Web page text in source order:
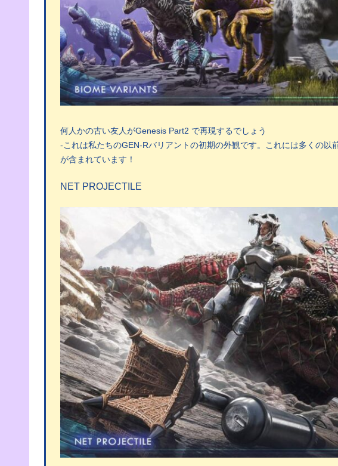
何人かの古い友人がGenesis Part2 で再現するでしょう
-これは私たちのGEN-Rバリアントの初期の外観です。これには多くの以
が含まれています！
NET PROJECTILE